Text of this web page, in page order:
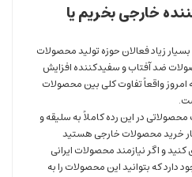
خارجی بخریم یا
زیاد فعالان حوزه تولید محصولات
ضد آفتاب و سفیدکننده افزایش
واقعاً تفاوت کلی بین محصولات
در این رده کاملاً به سلیقه و
خرید محصولات خارجی هستید
و اگر نیازمند محصولات ایرانی
دارد که بتوانید این محصولات را به